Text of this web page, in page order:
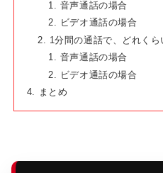
音声通話の場合
ビデオ通話の場合
1分間の通話で、どれく
音声通話の場合
ビデオ通話の場合
まとめ